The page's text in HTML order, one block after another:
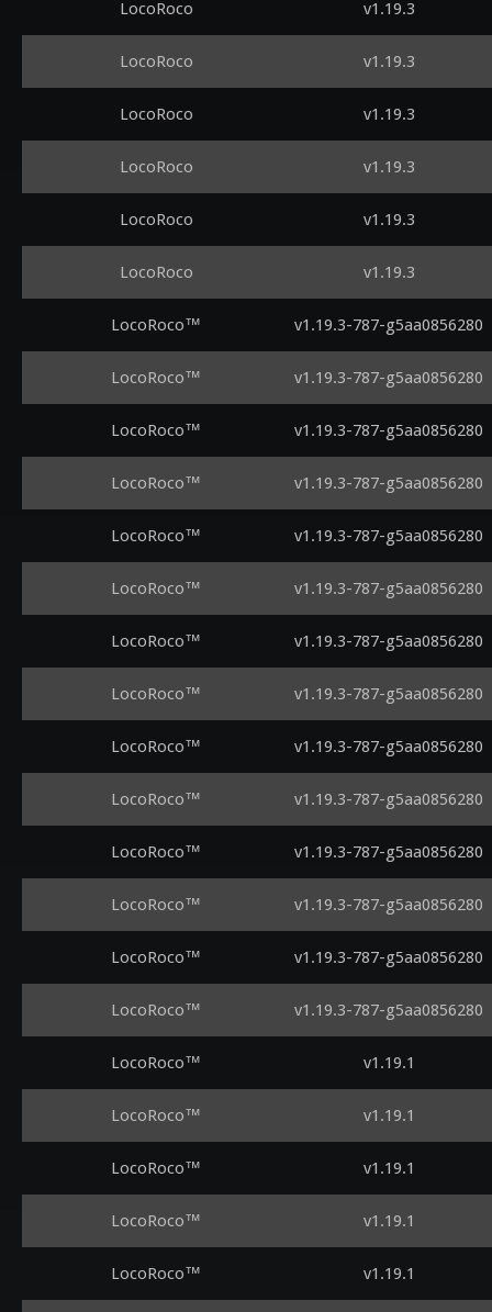
LocoRoco v1.19.3
LocoRoco v1.19.3
LocoRoco v1.19.3
LocoRoco v1.19.3
LocoRoco v1.19.3
LocoRoco v1.19.3
LocoRoco™ v1.19.3-787-g5aa0856280
LocoRoco™ v1.19.3-787-g5aa0856280
LocoRoco™ v1.19.3-787-g5aa0856280
LocoRoco™ v1.19.3-787-g5aa0856280
LocoRoco™ v1.19.3-787-g5aa0856280
LocoRoco™ v1.19.3-787-g5aa0856280
LocoRoco™ v1.19.3-787-g5aa0856280
LocoRoco™ v1.19.3-787-g5aa0856280
LocoRoco™ v1.19.3-787-g5aa0856280
LocoRoco™ v1.19.3-787-g5aa0856280
LocoRoco™ v1.19.3-787-g5aa0856280
LocoRoco™ v1.19.3-787-g5aa0856280
LocoRoco™ v1.19.3-787-g5aa0856280
LocoRoco™ v1.19.3-787-g5aa0856280
LocoRoco™ v1.19.1
LocoRoco™ v1.19.1
LocoRoco™ v1.19.1
LocoRoco™ v1.19.1
LocoRoco™ v1.19.1